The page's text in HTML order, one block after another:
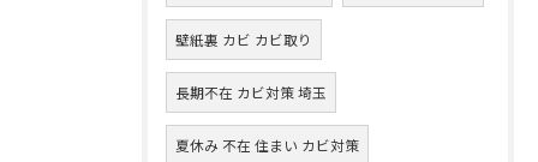
壁紙裏 カビ カビ取り
長期不在 カビ対策 埼玉
夏休み 不在 住まい カビ対策